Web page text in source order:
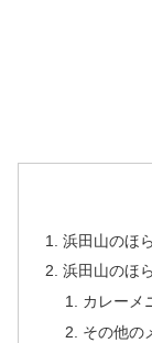
浜田山のほ
浜田山のほ
カレーメ
その他の